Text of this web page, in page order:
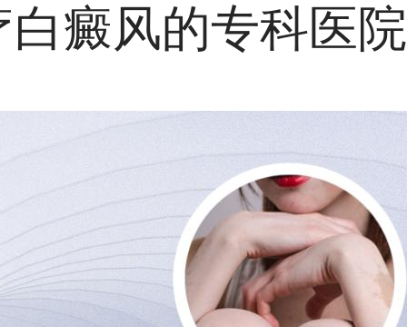
癜风的专科医院